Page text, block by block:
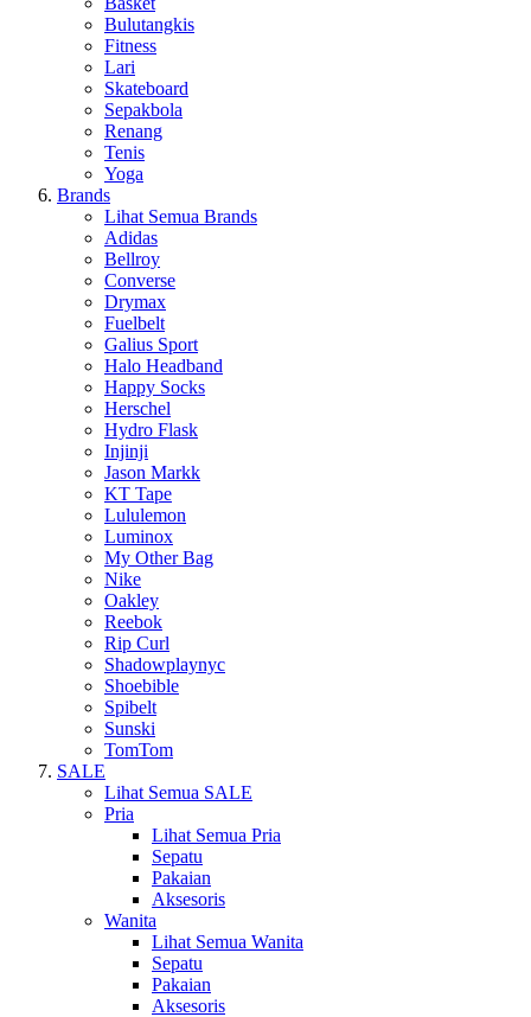
Bulutangkis
Fitness
Lari
Skateboard
Sepakbola
Renang
Tenis
Yoga
Brands
Lihat Semua Brands
Adidas
Bellroy
Converse
Drymax
Fuelbelt
Galius Sport
Halo Headband
Happy Socks
Herschel
Hydro Flask
Injinji
Jason Markk
KT Tape
Lululemon
Luminox
My Other Bag
Nike
Oakley
Reebok
Rip Curl
Shadowplaynyc
Shoebible
Spibelt
Sunski
TomTom
SALE
Lihat Semua SALE
Pria
Lihat Semua Pria
Sepatu
Pakaian
Aksesoris
Wanita
Lihat Semua Wanita
Sepatu
Pakaian
Aksesoris